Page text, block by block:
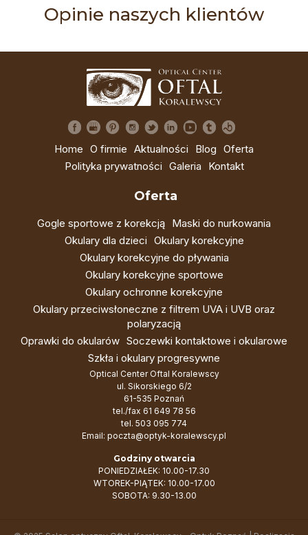
Opinie naszych klientów
Home O firmie Aktualności Blog Oferta
Polityka prywatności Galeria Kontakt
Oferta
Gogle sportowe z korekcją Maski do nurkowania
Okulary dla dzieci Okulary korekcyjne
Okulary korekcyjne do pływania
Okulary korekcyjne sportowe
Okulary ochronne korekcyjne
Okulary przeciwsłoneczne z filtrem UVA i UVB oraz
polaryzacją
Oprawki do okularów Soczewki kontaktowe i okularowe
Szkła i okulary progresywne
Optical Center Oftal Koralewscy
ul. Sikorskiego 6/2
61-535 Poznań
tel./fax 61 649 78 56
tel. 503 095 774
Email: poczta@optyk-koralewscy.pl
Godziny otwarcia
PONIEDZIAŁEK: 10.00-17.30
WTOREK-PIĄTEK: 10.00-17.00
SOBOTA: 9.30-13.00